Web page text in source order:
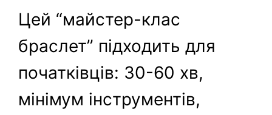
Цей “майстер-клас
браслет” підходить для
початківців: 30-60 хв,
мінімум інструментів,